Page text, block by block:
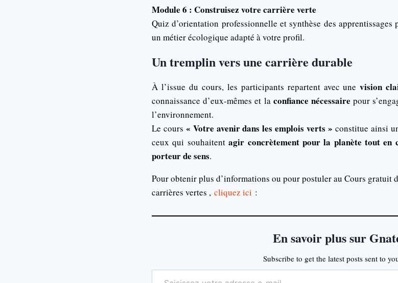
Module 6 : Construisez votre carrière verte
Quiz d’orientation professionnelle et synthèse des
un métier écologique adapté à votre profil.
Un tremplin vers une carrière durable
À l’issue du cours, les participants repartent avec unevision
connaissance d’eux-mêmes et la confiance nécessaire pour
l’environnement.
Le cours « Votre avenir dans les emplois verts » constitue ainsi
ceux qui souhaitentagir concrètement pour la planète tout en
porteur de sens.
Pour obtenir plus d’informations ou pour postuler au Cours gratuit
carrières vertes , cliquez ici :
En savoir plus sur
Subscribe to get the latest posts sent to